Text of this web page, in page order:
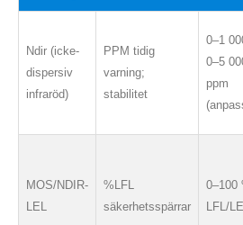
Ndir (icke-
dispersiv
infraröd)
PPM tidig
varning;
stabilitet
0–1
0–5
ppm
MOS/NDIR-
LEL
%LFL
säkerhetsspärrar
0–100
LFL/